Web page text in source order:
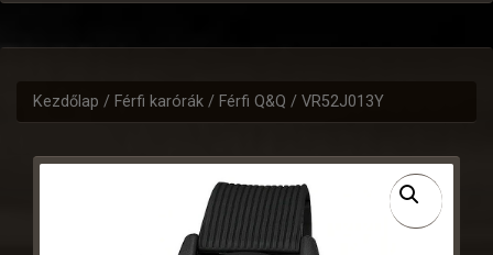
Kezdőlap / Férfi karórák / Férfi Q&Q / VR52J013Y